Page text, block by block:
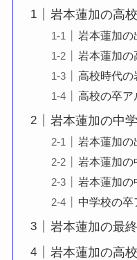
岩本蓮加の高
岩本蓮加の
岩本蓮加の
高校時代の
高校の卒ア
岩本蓮加の中
岩本蓮加の
岩本蓮加の
岩本蓮加の
中学校の卒
岩本蓮加の最
岩本蓮加の高